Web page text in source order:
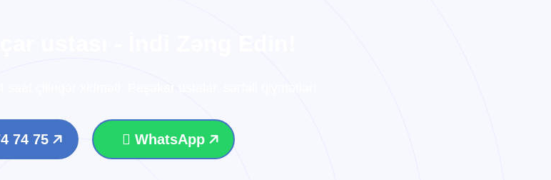
74 75 WhatsApp